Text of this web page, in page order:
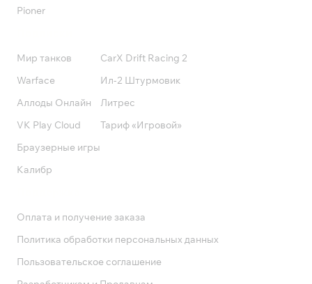
Pioner
Мир танков
Warface
Аллоды Онлайн
VK Play Cloud
Браузерные игры
Калибр
CarX Drift Racing 2
Ил-2 Штурмовик
Литрес
Тариф «Игровой»
Оплата и получение заказа
Политика обработки персональных данных
Пользовательское соглашение